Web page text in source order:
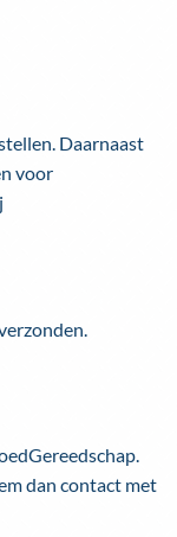
Daarnaast
voor
dan contact met